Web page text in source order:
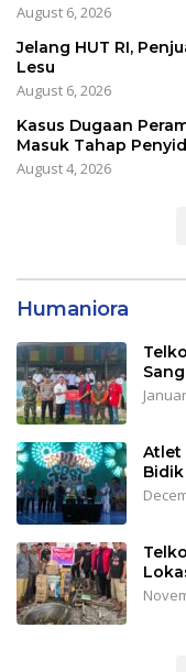
August 6, 2026
Jelang HUT RI,
Lesu
August 6, 2026
Kasus Dugaan
Masuk Tahap
August 4, 2026
Humaniora
Atlet